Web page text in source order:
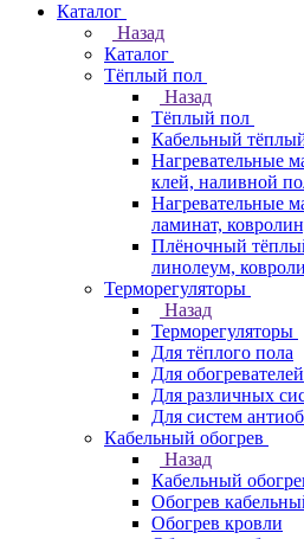
Каталог
Назад
Каталог
Тёплый пол
Назад
Тёплый пол
Кабельный
Нагревательные
клей, наливной
Нагревательные
ламинат,
Плёночный
линолеум,
Терморегуляторы
Назад
Терморегуляторы
Для тёплого пола
Для обогревателей
Для различных
Для систем
Кабельный обогрев
Назад
Кабельный
Обогрев
Обогрев кровли